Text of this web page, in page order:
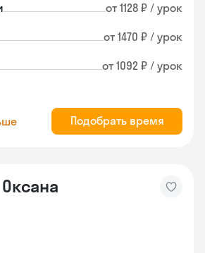
от 1128 ₽ / урок
от 1470 ₽ / урок
от 1092 ₽ / урок
Подобрать время
Оксана